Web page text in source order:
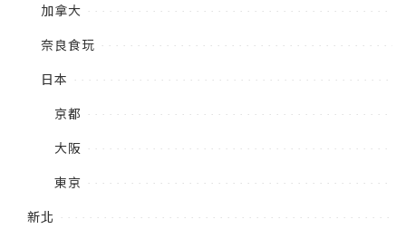
加拿大
奈良食玩
日本
京都
大阪
東京
新北